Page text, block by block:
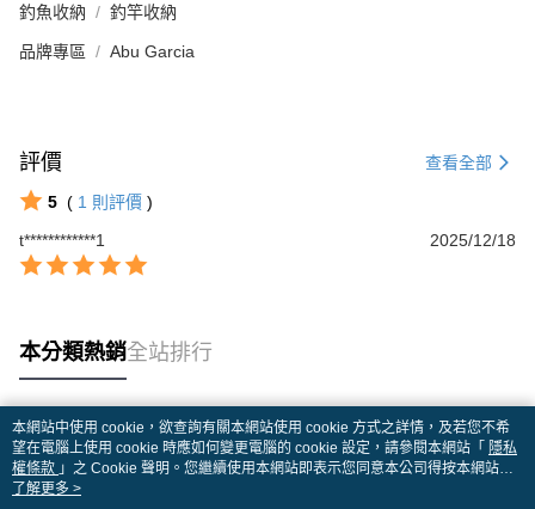
釣魚收納 釣竿收納
品牌專區 Abu Garcia
評價 查看全部
5 ( 1 則評價 )
t************1
2025/12/18
本分類熱銷全站排行
熱門標籤
本網站中使用 cookie，欲查詢有關本網站使用 cookie 方式之詳情，及若您不希
望在電腦上使用 cookie 時應如何變更電腦的 cookie 設定，請參閱本網站「 隱私
權條款 」之 Cookie 聲明。您繼續使用本網站即表示您同意本公司得按本網站使
用條款之 Cookie 聲明使用 cookie。
了解更多 >